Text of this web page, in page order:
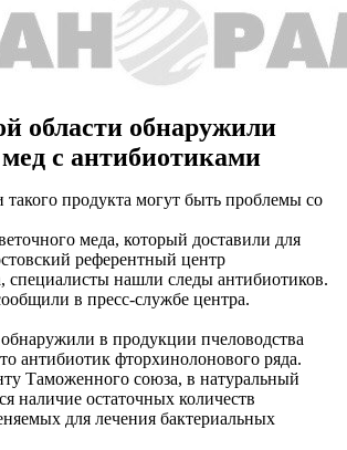
области обнаружили
с антибиотиками
продукта могут быть проблемы со
меда, который доставили для
референтный центр
специалисты нашли следы антибиотиков.
в пресс-службе центра.
в продукции пчеловодства
антибиотик фторхинолонового ряда.
Таможенного союза, в натуральный
наличие остаточных количеств
для лечения бактериальных